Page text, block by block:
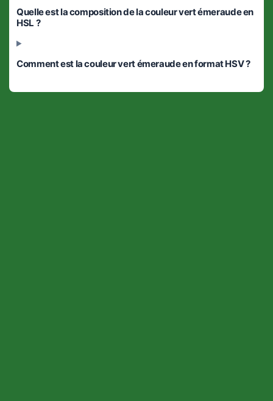
Quelle est la composition de la couleur vert émeraude en
HSL ?
Comment est la couleur vert émeraude en format HSV ?